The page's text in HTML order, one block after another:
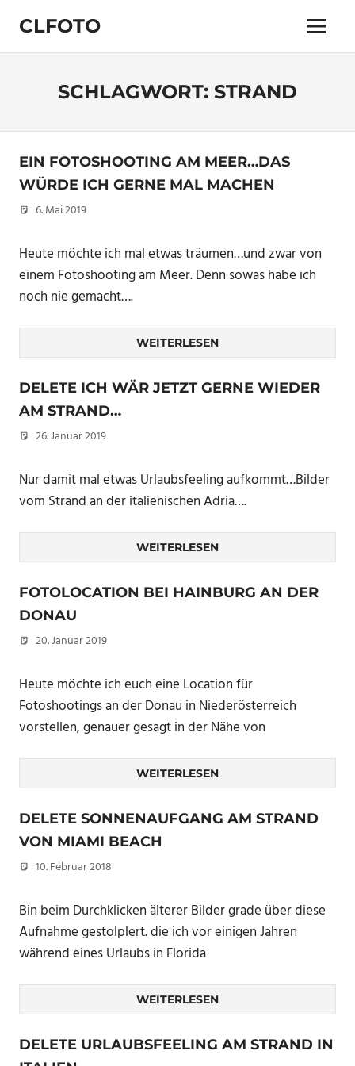
Inhalt
springen
CLFOTO
Fotograf
Lanegger
/
Linz
Menü
SCHLAGWORT: STRAND
EIN FOTOSHOOTING AM MEER…DAS
WÜRDE ICH GERNE MAL MACHEN
6. Mai 2019
Heute möchte ich mal etwas träumen…und zwar von
einem Fotoshooting am Meer. Denn sowas habe ich
noch nie gemacht….
WEITERLESEN
DELETE ICH WÄR JETZT GERNE WIEDER
AM STRAND…
26. Januar 2019
Nur damit mal etwas Urlaubsfeeling aufkommt…Bilder
vom Strand an der italienischen Adria….
WEITERLESEN
FOTOLOCATION BEI HAINBURG AN DER
DONAU
20. Januar 2019
Heute möchte ich euch eine Location für
Fotoshootings an der Donau in Niederösterreich
vorstellen, genauer gesagt in der Nähe von
WEITERLESEN
DELETE SONNENAUFGANG AM STRAND
VON MIAMI BEACH
10. Februar 2018
Bin beim Durchklicken älterer Bilder grade über diese
Aufnahme gestolplert. die ich vor einigen Jahren
während eines Urlaubs in Florida
WEITERLESEN
DELETE URLAUBSFEELING AM STRAND IN